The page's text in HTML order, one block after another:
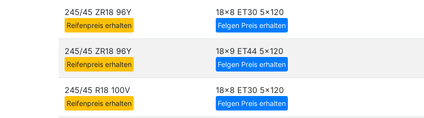
245/45 ZR18 96Y
Reifenpreis erhalten
18x8 ET30 5x120
Felgen Preis erhalten
245/45 ZR18 96Y
Reifenpreis erhalten
18x9 ET44 5x120
Felgen Preis erhalten
245/45 R18 100V
Reifenpreis erhalten
18x8 ET30 5x120
Felgen Preis erhalten